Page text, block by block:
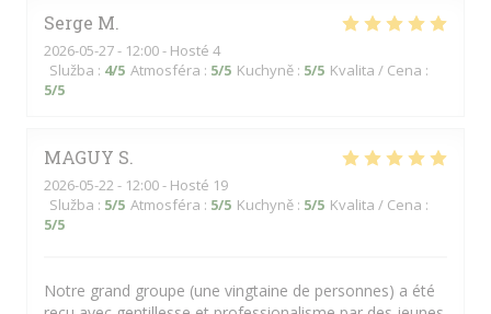
Serge M
2026-05-27- 12:00 - Hosté 4
Služba : 4/5 Atmosféra : 5/5 Kuchyně : 5/5 Kvalita / Cena :
5/5
MAGUY S
2026-05-22 - 12:00 - Hosté 19
Služba : 5/5 Atmosféra : 5/5 Kuchyně : 5/5 Kvalita / Cena :
5/5
Notre grand groupe (une vingtaine de personnes) a été